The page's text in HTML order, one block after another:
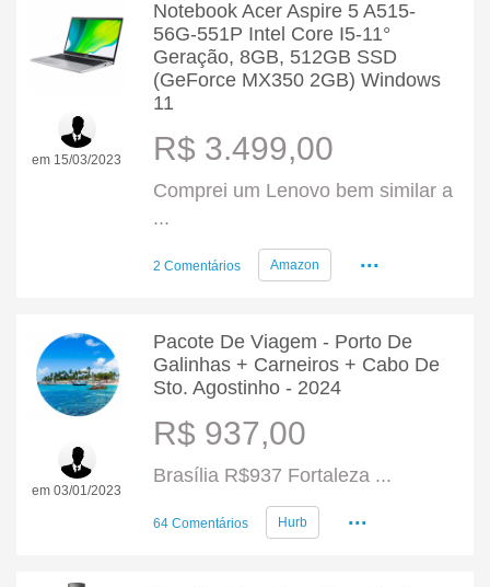
em 15/03/2023
Notebook Acer Aspire 5 A515-
56G-551P Intel Core I5-11°
Geração, 8GB, 512GB SSD
(GeForce MX350 2GB) Windows
11
R$ 3.499,00
Comprei um Lenovo bem similar a
...
2 Comentários Amazon ...
em 03/01/2023
Pacote De Viagem - Porto De
Galinhas + Carneiros + Cabo De
Sto. Agostinho - 2024
R$ 937,00
Brasília R$937 Fortaleza ...
64 Comentários Hurb ...